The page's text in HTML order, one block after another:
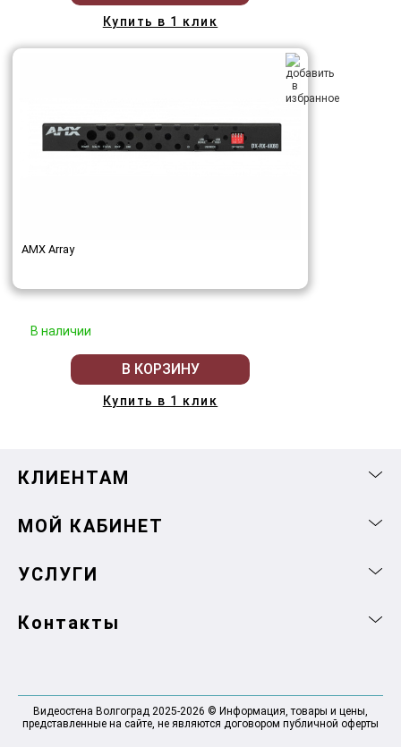
Купить в 1 клик
AMX Array
В наличии
В КОРЗИНУ
Купить в 1 клик
КЛИЕНТАМ
МОЙ КАБИНЕТ
УСЛУГИ
Контакты
Видеостена Волгоград 2025-2026 © Информация, товары и цены,
представленные на сайте, не являются договором публичной оферты